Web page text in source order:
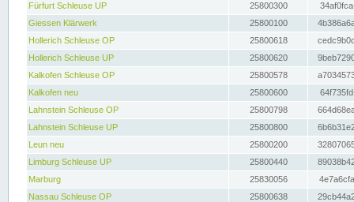
Fürfurt Schleuse UP
25800300
Giessen Klärwerk
25800100
Hollerich Schleuse OP
25800618
Hollerich Schleuse UP
25800620
Kalkofen Schleuse OP
25800578
Kalkofen neu
25800600
Lahnstein Schleuse OP
25800798
Lahnstein Schleuse UP
25800800
Leun neu
25800200
Limburg Schleuse UP
25800440
Marburg
25830056
Nassau Schleuse OP
25800638